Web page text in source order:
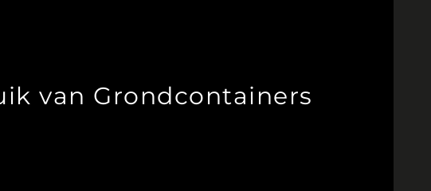
van Grondcontainers